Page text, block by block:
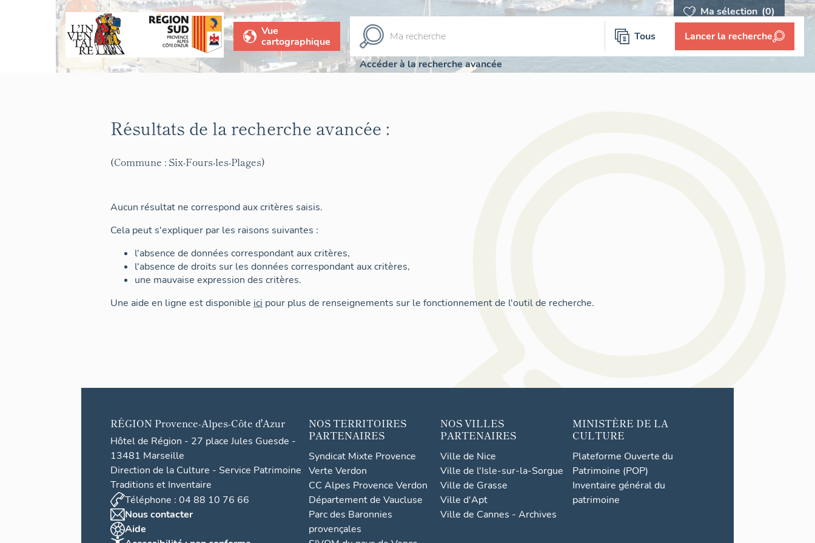
Ma sélection (0)
Vue
cartographique
Tous Lancer la recherche
Accéder à la recherche avancée
Résultats de la recherche avancée :
(Commune : Six-Fours-les-Plages)
Aucun résultat ne correspond aux critères saisis.
Cela peut s'expliquer par les raisons suivantes :
l'absence de données correspondant aux critères,
l'absence de droits sur les données correspondant aux critères,
une mauvaise expression des critères.
Une aide en ligne est disponible ici pour plus de renseignements sur le fonctionnement de l'outil de recherche.
RÉGION Provence-Alpes-Côte d'Azur
Hôtel de Région - 27 place Jules Guesde -
13481 Marseille
Direction de la Culture - Service Patrimoine
Traditions et Inventaire
Téléphone : 04 88 10 76 66
Nous contacter
Aide
NOS TERRITOIRES
PARTENAIRES
Syndicat Mixte Provence
Verte Verdon
CC Alpes Provence Verdon
Département de Vaucluse
Parc des Baronnies
provençales
NOS VILLES
PARTENAIRES
Ville de Nice
Ville de l'Isle-sur-la-Sorgue
Ville de Grasse
Ville d'Apt
Ville de Cannes - Archives
MINISTÈRE DE LA
CULTURE
Plateforme Ouverte du
Patrimoine (POP)
Inventaire général du
patrimoine